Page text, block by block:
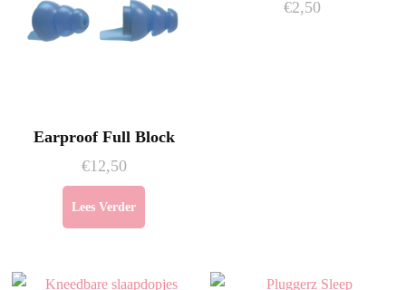
Earproof Full Block
€12,50
Lees Verder
€2,50